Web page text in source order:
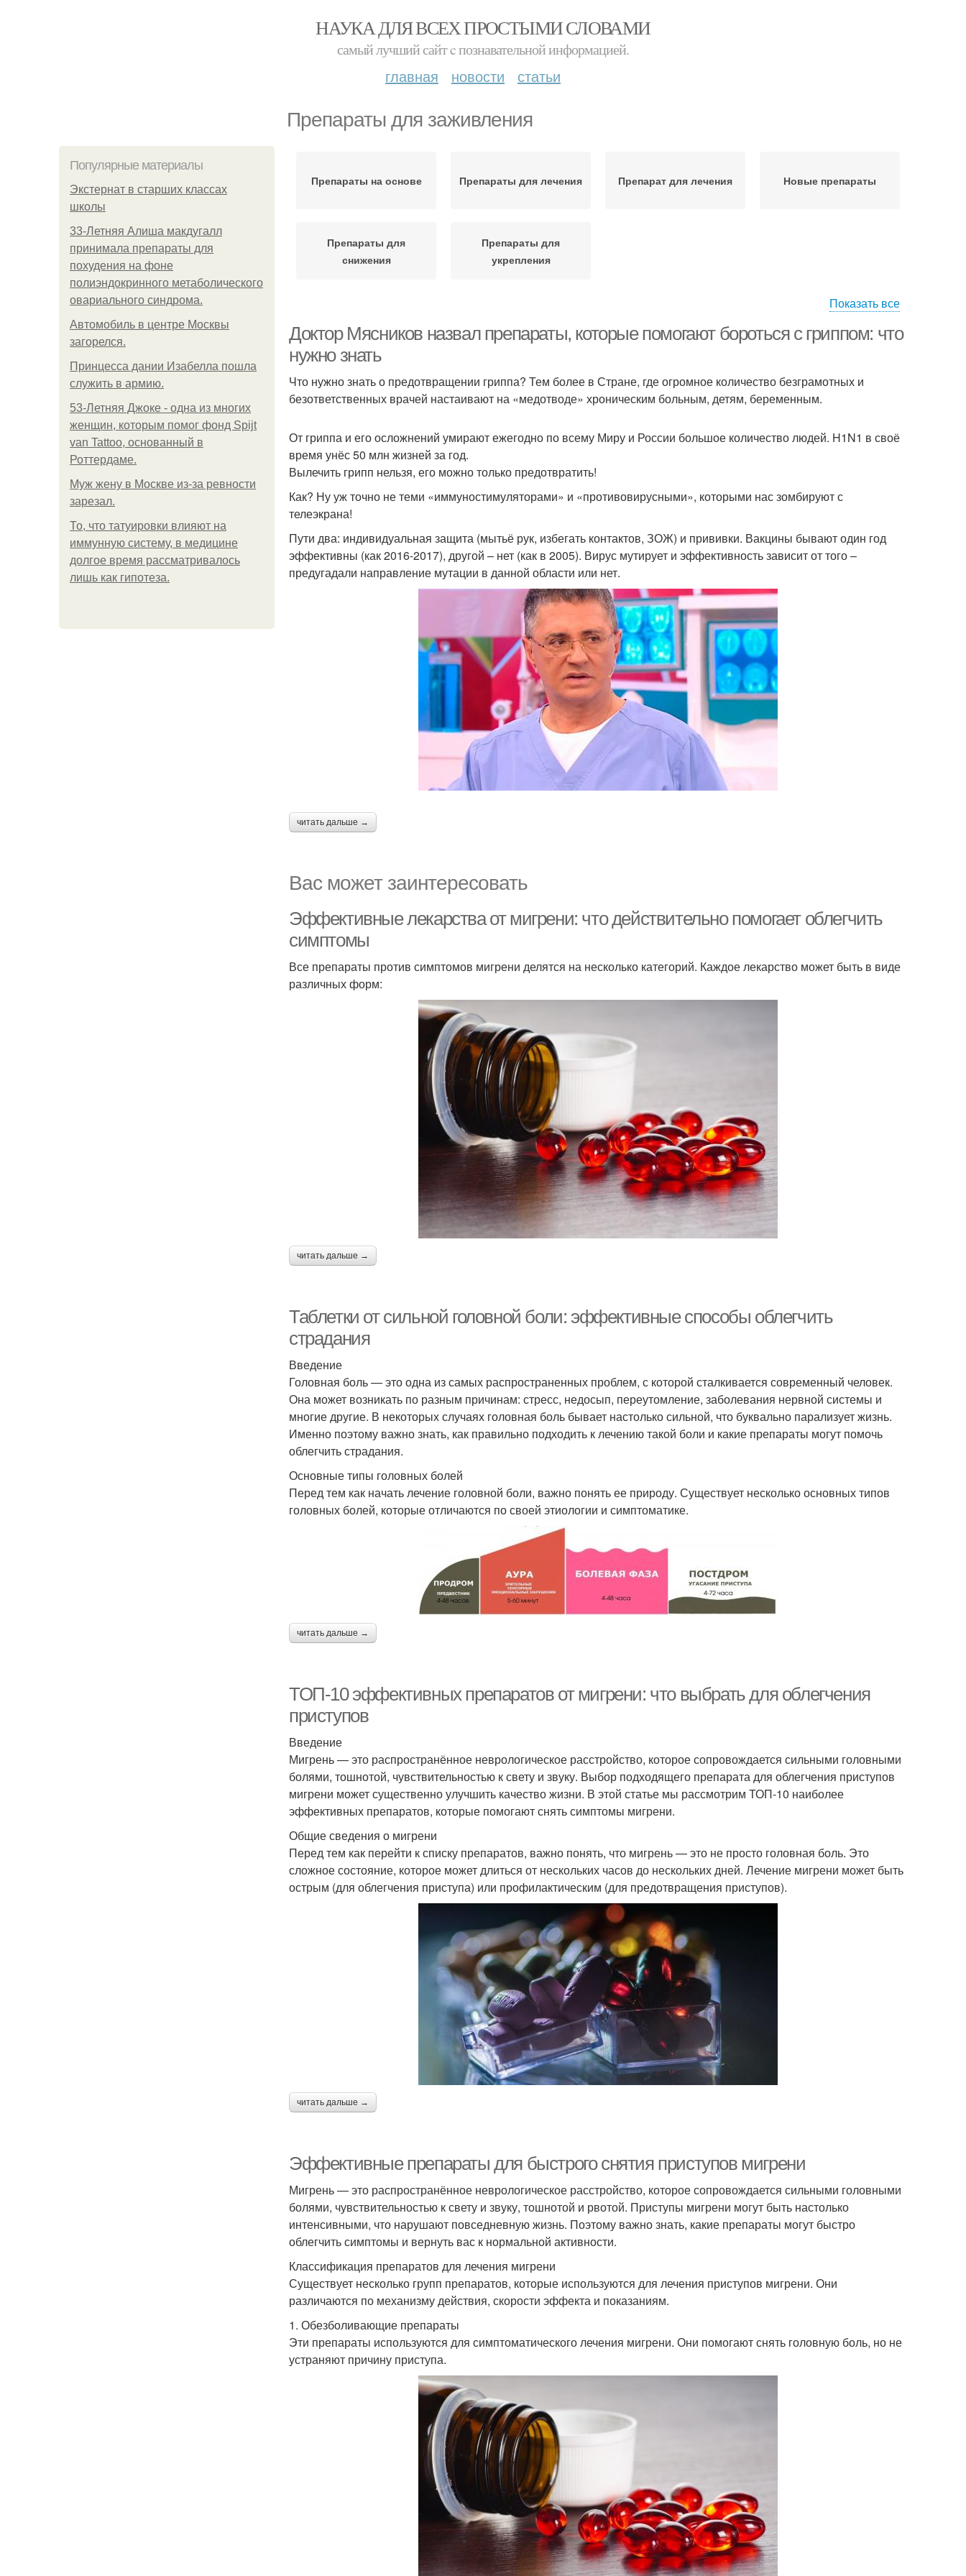
НАУКА ДЛЯ ВСЕХ ПРОСТЫМИ СЛОВАМИ
самый лучший сайт c познавательной информацией.
главная новости статьи
Препараты для заживления
Популярные материалы
Экстернат в старших классах
школы
33-Летняя Алиша макдугалл
принимала препараты для
похудения на фоне
полиэндокринного метаболического
овариального синдрома.
Автомобиль в центре Москвы
загорелся.
Принцесса дании Изабелла пошла
служить в армию.
53-Летняя Джоке - одна из многих
женщин, которым помог фонд Spijt
van Tattoo, основанный в
Роттердаме.
Mуж жену в Москве из-за ревности
зарезал.
То, что татуировки влияют на
иммунную систему, в медицине
долгое время рассматривалось
лишь как гипотеза.
Препараты на основе Препараты для лечения Препарат для лечения Новые препараты
Препараты для
снижения
Препараты для
укрепления
Показать все
Доктор Мясников назвал препараты, которые помогают бороться с гриппом: что
нужно знать
Что нужно знать о предотвращении гриппа? Тем более в Стране, где огромное количество безграмотных и
безответственных врачей настаивают на «медотводе» хроническим больным, детям, беременным.
От гриппа и его осложнений умирают ежегодно по всему Миру и России большое количество людей. H1N1 в своё
время унёс 50 млн жизней за год.
Вылечить грипп нельзя, его можно только предотвратить!
Как? Ну уж точно не теми «иммуностимуляторами» и «противовирусными», которыми нас зомбируют с
телеэкрана!
Пути два: индивидуальная защита (мытьё рук, избегать контактов, ЗОЖ) и прививки. Вакцины бывают один год
эффективны (как 2016-2017), другой – нет (как в 2005). Вирус мутирует и эффективность зависит от того –
предугадали направление мутации в данной области или нет.
читать дальше →
Вас может заинтересовать
Эффективные лекарства от мигрени: что действительно помогает облегчить
симптомы
Все препараты против симптомов мигрени делятся на несколько категорий. Каждое лекарство может быть в виде
различных форм:
читать дальше →
Таблетки от сильной головной боли: эффективные способы облегчить
страдания
Введение
Головная боль — это одна из самых распространенных проблем, с которой сталкивается современный человек.
Она может возникать по разным причинам: стресс, недосып, переутомление, заболевания нервной системы и
многие другие. В некоторых случаях головная боль бывает настолько сильной, что буквально парализует жизнь.
Именно поэтому важно знать, как правильно подходить к лечению такой боли и какие препараты могут помочь
облегчить страдания.
Основные типы головных болей
Перед тем как начать лечение головной боли, важно понять ее природу. Существует несколько основных типов
головных болей, которые отличаются по своей этиологии и симптоматике.
читать дальше →
ТОП-10 эффективных препаратов от мигрени: что выбрать для облегчения
приступов
Введение
Мигрень — это распространённое неврологическое расстройство, которое сопровождается сильными головными
болями, тошнотой, чувствительностью к свету и звуку. Выбор подходящего препарата для облегчения приступов
мигрени может существенно улучшить качество жизни. В этой статье мы рассмотрим ТОП-10 наиболее
эффективных препаратов, которые помогают снять симптомы мигрени.
Общие сведения о мигрени
Перед тем как перейти к списку препаратов, важно понять, что мигрень — это не просто головная боль. Это
сложное состояние, которое может длиться от нескольких часов до нескольких дней. Лечение мигрени может быть
острым (для облегчения приступа) или профилактическим (для предотвращения приступов).
читать дальше →
Эффективные препараты для быстрого снятия приступов мигрени
Мигрень — это распространённое неврологическое расстройство, которое сопровождается сильными головными
болями, чувствительностью к свету и звуку, тошнотой и рвотой. Приступы мигрени могут быть настолько
интенсивными, что нарушают повседневную жизнь. Поэтому важно знать, какие препараты могут быстро
облегчить симптомы и вернуть вас к нормальной активности.
Классификация препаратов для лечения мигрени
Существует несколько групп препаратов, которые используются для лечения приступов мигрени. Они
различаются по механизму действия, скорости эффекта и показаниям.
1. Обезболивающие препараты
Эти препараты используются для симптоматического лечения мигрени. Они помогают снять головную боль, но не
устраняют причину приступа.